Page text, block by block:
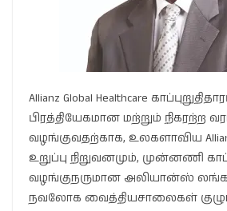
Allianz Global Healthcare
பிரத்தியேகமான மற்றும் நிகரற்ற
வழங்குவதற்காக, உலகளாவிய
உறுப்பு நிறுவனமும், முன்னணி
வழங்குநருமான அலியான்ஸ்
நவலோக வைத்தியசாலைகள்